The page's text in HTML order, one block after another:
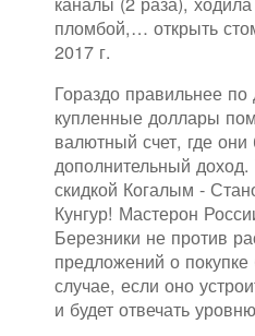
пломбой,… открыть
2017 г.
Гораздо правильнее по
купленные доллары
валютный счет, где они
дополнительный
скидкой Когалым -
Кунгур! Мастерон
Березники не против
предложений о
случае, если оно
и будет отвечать